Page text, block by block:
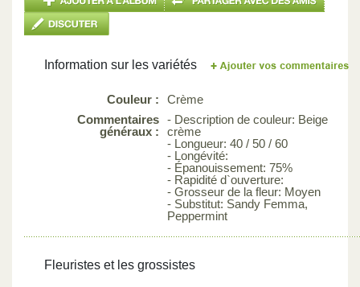
Information sur les variétés
Couleur :
Crème
Commentaires
généraux :
- Description de couleur: Beige
crème
- Longueur: 40 / 50 / 60
- Longévité:
- Épanouissement: 75%
- Rapidité d`ouverture:
- Grosseur de la fleur: Moyen
- Substitut: Sandy Femma,
Peppermint
Fleuristes et les grossistes